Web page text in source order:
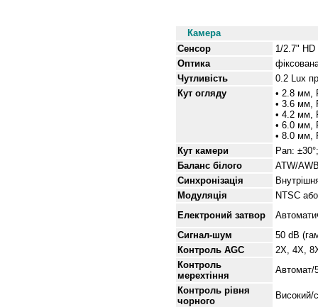
Камера
Сенсор
1/2.7" HD
Оптика
Чутливість
0.2 Lux
Кут огляду • 2.8 мм,
• 3.6 мм,
• 4.2 мм,
• 6.0 мм,
• 8.0 мм,
Кут камери
Pan:
Баланс білого
ATW/
Синхронізація
Модуляція
NTSC
Електроний затвор
Сигнал-шум
50 dB
Контроль AGC
2X, 4X,
Контроль
мерехтіння
Автомат/
Контроль рівня
чорного
Високий/